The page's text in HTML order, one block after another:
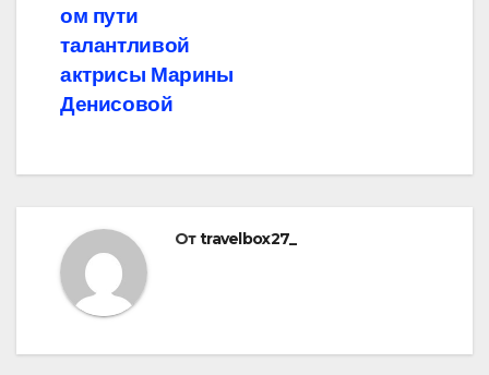
ом пути
талантливой
актрисы Марины
Денисовой
Отtravelbox27_